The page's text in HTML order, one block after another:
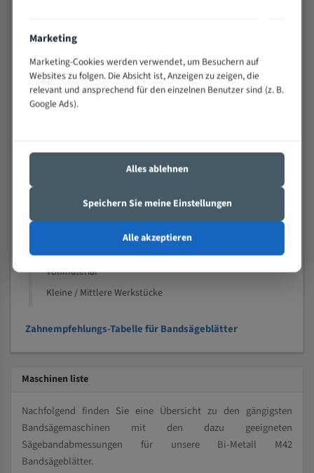
Technische Beschreibung:
Positiver Spanwinkel
Bandkörper aus hochlegiertem Federstahl
Speziell entwickelt für Profile / Rohre
Kleine und mittlere Profile / Kleine Durchmesser
Vollmaterial
Kleine / Mittlere Werkstücke
Zahnempfehlungs-Tabelle für Bandsägeblätter
Maschinen liste
Nachfolgend finden Sie eine Übersicht zu den gängigsten
Bandsägemaschinen mit den dazu geeigneten
Sägebandabmessungen für unsere Bi-Metall M42
Bandsägeblätter.
Marketing
Marketing-Cookies werden verwendet, um Besuchern auf
Websites zu folgen. Die Absicht ist, Anzeigen zu zeigen, die
relevant und ansprechend für den einzelnen Benutzer sind (z. B.
Google Ads).
Alles ablehnen
Speichern Sie meine Einstellungen
Alle akzeptieren